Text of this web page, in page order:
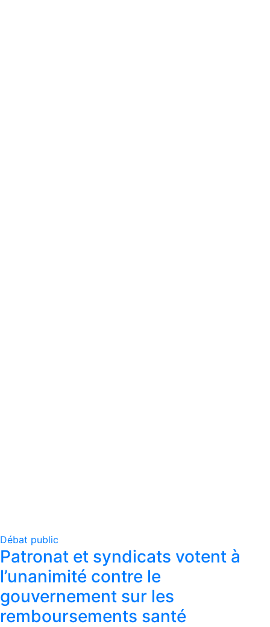
Débat public
Patronat et syndicats votent à
l’unanimité contre le
gouvernement sur les
remboursements santé